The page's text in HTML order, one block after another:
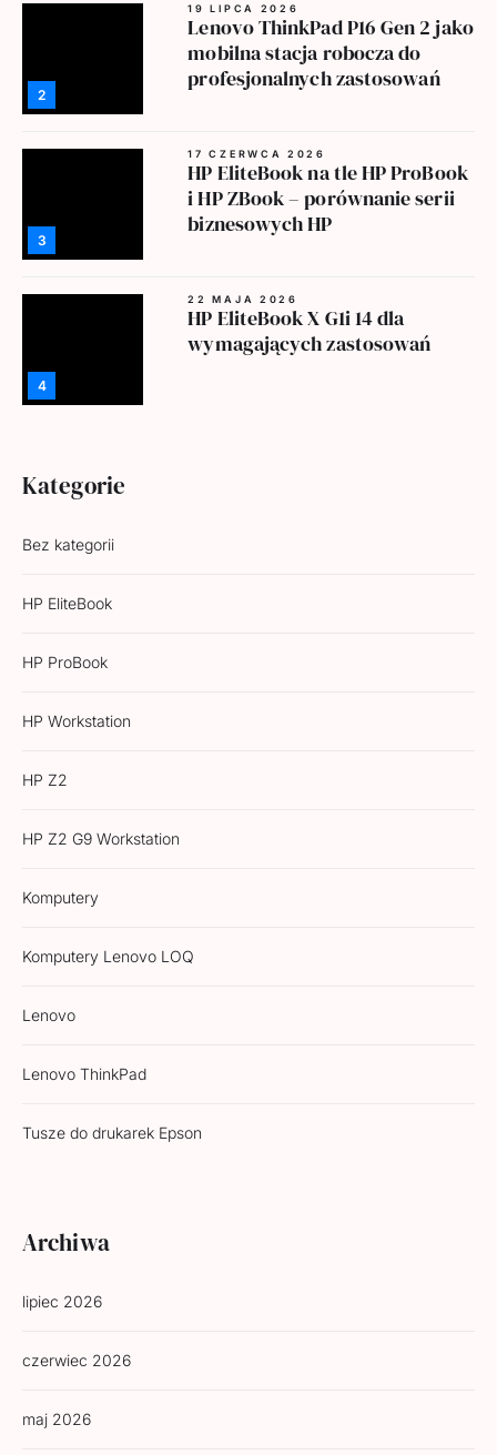
2
19 LIPCA 2026
Lenovo ThinkPad P16 Gen 2 jako
mobilna stacja robocza do
profesjonalnych zastosowań
3
17 CZERWCA 2026
HP EliteBook na tle HP ProBook
i HP ZBook – porównanie serii
biznesowych HP
4
22 MAJA 2026
HP EliteBook X G1i 14 dla
wymagających zastosowań
Kategorie
Bez kategorii
HP EliteBook
HP ProBook
HP Workstation
HP Z2
HP Z2 G9 Workstation
Komputery
Komputery Lenovo LOQ
Lenovo
Lenovo ThinkPad
Tusze do drukarek Epson
Archiwa
lipiec 2026
czerwiec 2026
maj 2026